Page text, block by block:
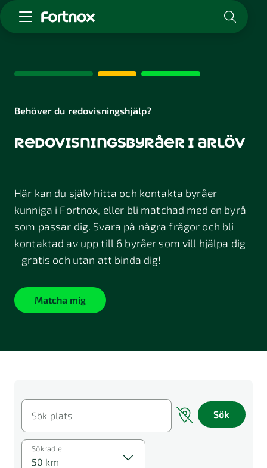
Skaffa Fortnox
Kunskap & inspiration
Logga in
Karriär
Kontakt
Behöver du redovisningshjälp?
redovisningsbyråer i arlöv
Här kan du själv hitta och kontakta byråer
kunniga i Fortnox, eller bli matchad med en byrå
som passar dig. Svara på några frågor och bli
kontaktad av upp till 6 byråer som vill hjälpa dig
- gratis och utan att binda dig!
Matcha mig
Sök plats Sök
Sökradie
50 km